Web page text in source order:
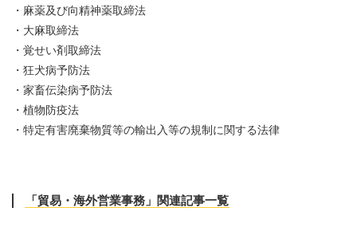
・麻薬及び向精神薬取締法
・大麻取締法
・覚せい剤取締法
・狂犬病予防法
・家畜伝染病予防法
・植物防疫法
・特定有害廃棄物質等の輸出入等の規制に関する法律
「貿易・海外営業事務」関連記事一覧